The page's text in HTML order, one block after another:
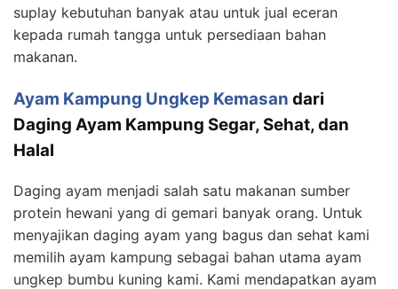
suplay kebutuhan banyak atau untuk jual eceran
kepada rumah tangga untuk persediaan bahan
makanan.
Ayam Kampung Ungkep Kemasan dari
Daging Ayam Kampung Segar, Sehat, dan
Halal
Daging ayam menjadi salah satu makanan sumber
protein hewani yang di gemari banyak orang. Untuk
menyajikan daging ayam yang bagus dan sehat kami
memilih ayam kampung sebagai bahan utama ayam
ungkep bumbu kuning kami. Kami mendapatkan ayam